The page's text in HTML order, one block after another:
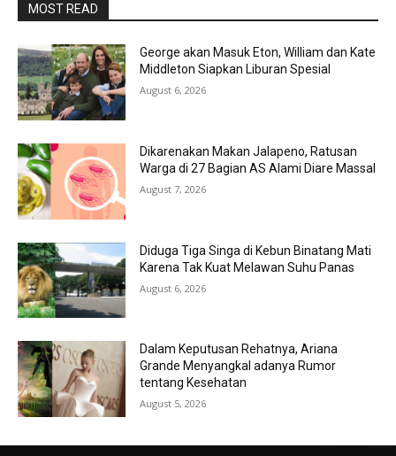
MOST READ
George akan Masuk Eton, William dan Kate
Middleton Siapkan Liburan Spesial
August 6, 2026
Dikarenakan Makan Jalapeno, Ratusan
Warga di 27 Bagian AS Alami Diare Massal
August 7, 2026
Diduga Tiga Singa di Kebun Binatang Mati
Karena Tak Kuat Melawan Suhu Panas
August 6, 2026
Dalam Keputusan Rehatnya, Ariana
Grande Menyangkal adanya Rumor
tentang Kesehatan
August 5, 2026